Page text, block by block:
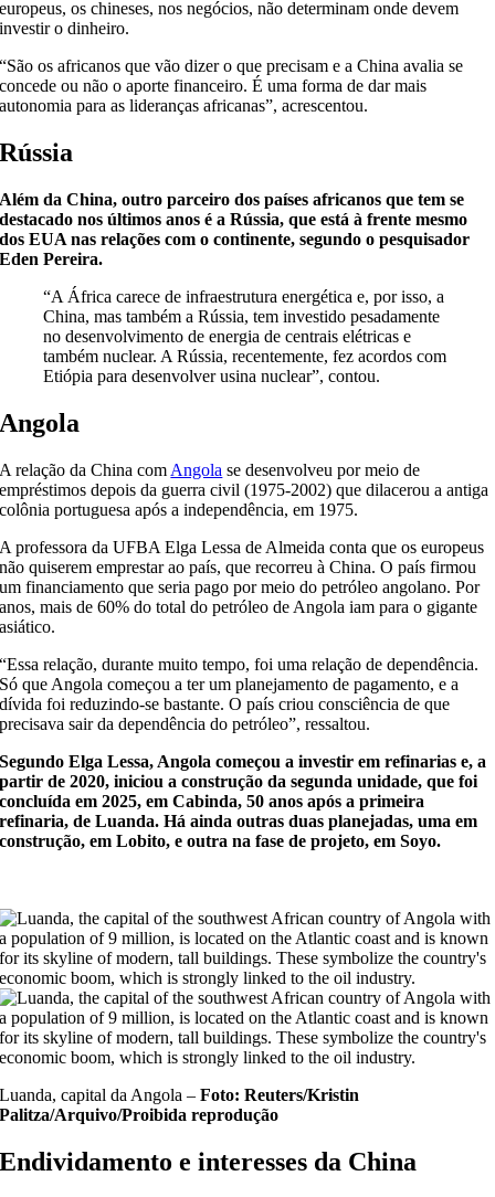
europeus, os chineses, nos negócios, não determinam onde devem
investir o dinheiro.
“São os africanos que vão dizer o que precisam e a China avalia se
concede ou não o aporte financeiro. É uma forma de dar mais
autonomia para as lideranças africanas”, acrescentou.
Rússia
Além da China, outro parceiro dos países africanos que tem se
destacado nos últimos anos é a Rússia, que está à frente mesmo
dos EUA nas relações com o continente, segundo o pesquisador
Eden Pereira.
“A África carece de infraestrutura energética e, por isso, a
China, mas também a Rússia, tem investido pesadamente
no desenvolvimento de energia de centrais elétricas e
também nuclear. A Rússia, recentemente, fez acordos com
Etiópia para desenvolver usina nuclear”, contou.
Angola
A relação da China com Angola se desenvolveu por meio de
empréstimos depois da guerra civil (1975-2002) que dilacerou a antiga
colônia portuguesa após a independência, em 1975.
A professora da UFBA Elga Lessa de Almeida conta que os europeus
não quiserem emprestar ao país, que recorreu à China. O país firmou
um financiamento que seria pago por meio do petróleo angolano. Por
anos, mais de 60% do total do petróleo de Angola iam para o gigante
asiático.
“Essa relação, durante muito tempo, foi uma relação de dependência.
Só que Angola começou a ter um planejamento de pagamento, e a
dívida foi reduzindo-se bastante. O país criou consciência de que
precisava sair da dependência do petróleo”, ressaltou.
Segundo Elga Lessa, Angola começou a investir em refinarias e, a
partir de 2020, iniciou a construção da segunda unidade, que foi
concluída em 2025, em Cabinda, 50 anos após a primeira
refinaria, de Luanda. Há ainda outras duas planejadas, uma em
construção, em Lobito, e outra na fase de projeto, em Soyo.
Luanda, capital da Angola – Foto: Reuters/Kristin
Palitza/Arquivo/Proibida reprodução
Endividamento e interesses da China